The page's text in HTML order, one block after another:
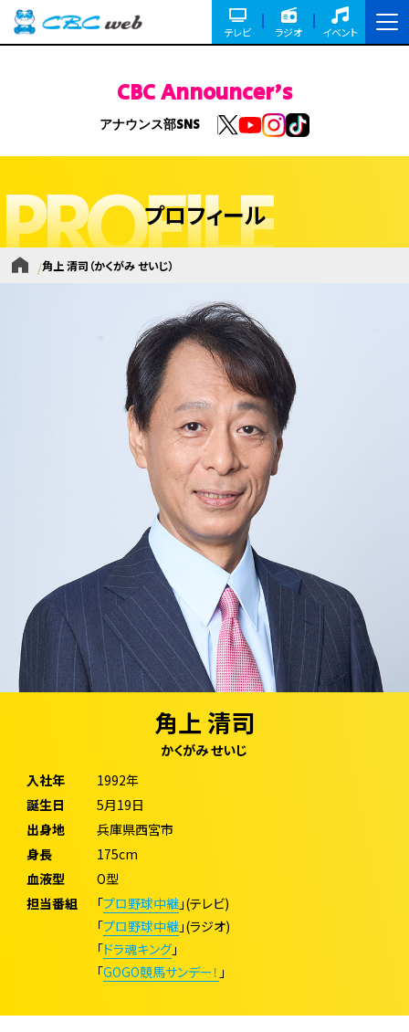
テレビ ラジオ イベント
CBC Announcer's
アナウンス部SNS
PROFILE
プロフィール
角上 清司 （かくがみ せいじ）
角上 清司
かくがみ せいじ
入社年
1992年
誕生日
5月19日
出身地
兵庫県西宮市
身長
175cm
血液型
O型
担当番組
「プロ野球中継」(テレビ)
「プロ野球中継」(ラジオ)
「ドラ魂キング」
「GOGO競馬サンデー！ 」